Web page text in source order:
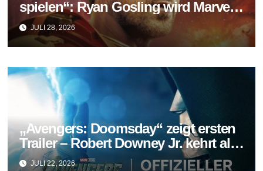
spielen“: Ryan Gosling wird Marvels
neuer Ghost Rider
JULI 28, 2026
„Avengers: Doomsday“ zeigt ersten
Trailer – Robert Downey Jr. kehrt als
Doctor Doom zurück
JULI 22, 2026